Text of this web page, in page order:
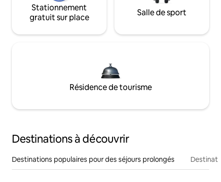
Stationnement
gratuit sur place
Salle de sport
Résidence de tourisme
Destinations à découvrir
Destinations populaires pour des séjours prolongés